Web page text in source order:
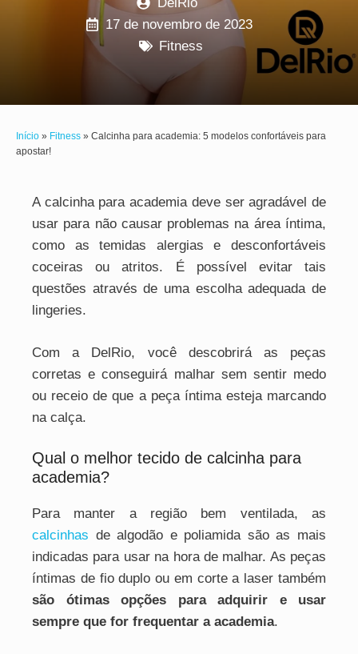
17 de novembro de 2023
Fitness
Início » Fitness » Calcinha para academia: 5 modelos confortáveis para
apostar!
A calcinha para academia deve ser agradável de
usar para não causar problemas na área íntima,
como as temidas alergias e desconfortáveis
coceiras ou atritos. É possível evitar tais
questões através de uma escolha adequada de
lingeries.
Com a DelRio, você descobrirá as peças
corretas e conseguirá malhar sem sentir medo
ou receio de que a peça íntima esteja marcando
na calça.
Qual o melhor tecido de calcinha para
academia?
Para manter a região bem ventilada, as
calcinhas de algodão e poliamida são as mais
indicadas para usar na hora de malhar. As peças
íntimas de fio duplo ou em corte a laser também
são ótimas opções para adquirir e usar
sempre que for frequentar a academia.